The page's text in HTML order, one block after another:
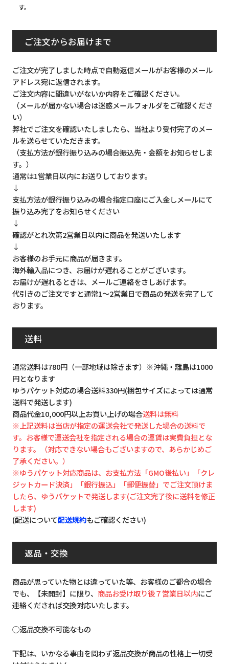
す。
ご注文からお届けまで
ご注文が完了しました時点で自動返信メールがお客様のメール
アドレス宛に返信されます。
ご注文内容に間違いがないか内容をご確認ください。
（メールが届かない場合は迷惑メールフォルダをご確認くださ
い）
弊社でご注文を確認いたしましたら、当社より受付完了のメー
ルを送らせていただきます。
（支払方法が銀行振り込みの場合振込先・金額をお知らせしま
す。）
通常は1営業日以内にお送りしております。
↓
支払方法が銀行振り込みの場合指定口座にご入金しメールにて
振り込み完了をお知らせください
↓
確認がとれ次第2営業日以内に商品を発送いたします
↓
お客様のお手元に商品が届きます。
海外輸入品につき、お届けが遅れることがございます。
お届けが遅れるときは、メールご連絡をさしあげます。
代引きのご注文ですと通常1～2営業日で商品の発送を完了して
おります。
送料
通常送料は780円（一部地域は除きます）※沖縄・離島は1000
円となります
ゆうパケット対応の場合送料330円(梱包サイズによっては通常
送料で発送します)
商品代金10,000円以上お買い上げの場合送料は無料
※上記送料は当店が指定の運送会社で発送した場合の送料で
す。お客様で運送会社を指定される場合の運賃は実費負担とな
ります。（対応できない場合もございますので、あらかじめご
了承ください。）
※ゆうパケット対応商品は、お支払方法「GMO後払い」「クレ
ジットカード決済」「銀行振込」「郵便振替」でご注文頂けま
したら、ゆうパケットで発送します(ご注文完了後に送料を修正
します)
(配送について配送規約もご確認ください)
返品・交換
商品が思っていた物とは違っていた等、お客様のご都合の場合
でも、【未開封】に限り、 商品お受け取り後７営業日以内にご
連絡くだされば交換対応いたします。
◯返品交換不可能なもの
下記は、いかなる事由を問わず返品交換が商品の性格上一切受